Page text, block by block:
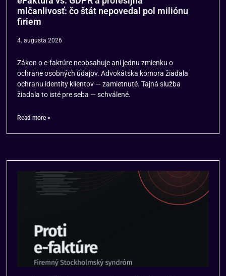
mlčanlivosť: čo štát nepovedal pol miliónu
firiem
4. augusta 2026
Zákon o e-faktúre neobsahuje ani jednu zmienku o
ochrane osobných údajov. Advokátska komora žiadala
ochranu identity klientov — zamietnuté. Tajná služba
žiadala to isté pre seba — schválené.
Read more >